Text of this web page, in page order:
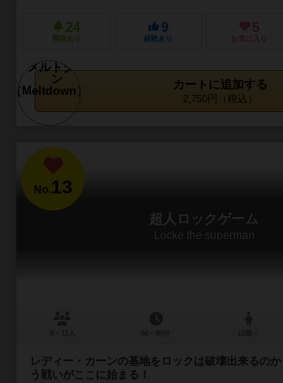
24
興味あり
9
経験あり
5
お気に入り
カートに追加する
2,750円（税込）
No.13
超人ロックゲーム
Locke the superman
レディー・カーンの基地をロックは破壊出来るの
う戦いがここに始まる！